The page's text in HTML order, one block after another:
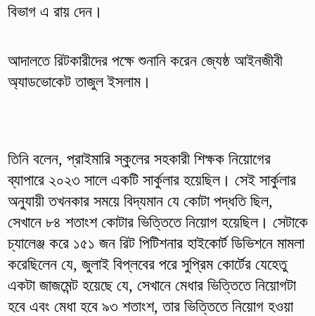
বিভাগ এ রায় দেন।
আদালতে রিটকারীদের পক্ষে শুনানি করেন জ্যেষ্ঠ আইনজীবী
অ্যাডভোকেট তাজুল ইসলাম।
তিনি বলেন, প্রাইমারি স্কুলের সহকারী শিক্ষক নিয়োগের
ব্যাপারে ২০২৩ সালে একটি সার্কুলার হয়েছিল। সেই সার্কুলার
অনুযায়ী তখনকার সময়ে বিদ্যমান যে কোটা পদ্ধতি ছিল,
সেখানে ৮৪ শতাংশ কোটার ভিত্তিতে নিয়োগ হয়েছিল। সেটাকে
চ্যালেঞ্জ করে ১৫১ জন রিট পিটিশনার হাইকোর্ট ডিভিশনে মামলা
করেছিলেন যে, জুলাই বিপ্লবের পরে সুপ্রিম কোর্টের যেহেতু
একটা জাজমেন্ট হয়েছে যে, সেখানে মেধার ভিত্তিতে নিয়োগটা
হবে এবং মেধা হবে ৯৩ শতাংশ, তার ভিত্তিতে নিয়োগ হওয়া